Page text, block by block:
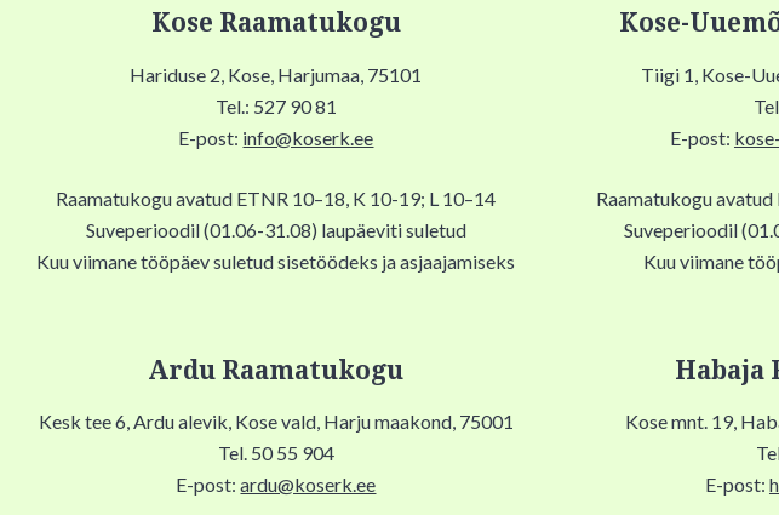
Kose Raamatukogu
Hariduse 2, Kose, Harjumaa, 75101
Tel.: 527 90 81
E-post: info@koserk.ee
Raamatukogu avatud ETNR 10–18, K 10-19; L 10–14
Suveperioodil (01.06-31.08) laupäeviti suletud
Kuu viimane tööpäev suletud sisetöödeks ja asjaajamiseks
Kose-
Tiigi 1, Kose-
E-post:
Raamatukogu
Suveperioodil
Kuu viimane
Ardu Raamatukogu
Kesk tee 6, Ardu alevik, Kose vald, Harju maakond, 75001
Tel. 50 55 904
E-post:ardu@koserk.ee
Habaja
Kose mnt. 19,
E-post: